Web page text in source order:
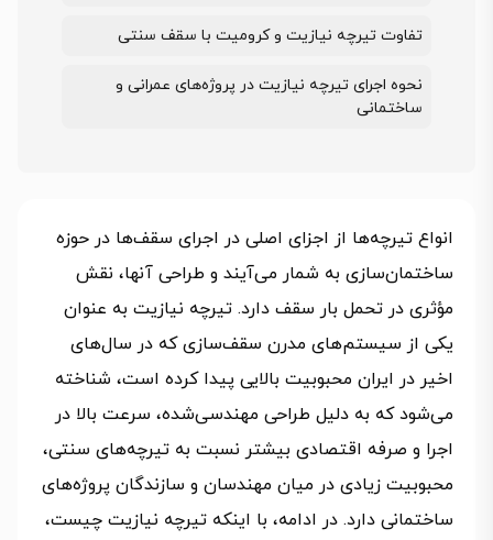
تفاوت تیرچه نیازیت و کرومیت با سقف سنتی
نحوه اجرای تیرچه نیازیت در پروژه‌های عمرانی و
ساختمانی
انواع تیرچه‌ها از اجزای اصلی در اجرای سقف‌ها در حوزه
ساختمان‌سازی به شمار می‌آیند و طراحی آنها، نقش
مؤثری در تحمل بار سقف دارد. تیرچه نیازیت به عنوان
یکی از سیستم‌های مدرن سقف‌سازی که در سال‌های
اخیر در ایران محبوبیت بالایی پیدا کرده است، شناخته
می‌شود که به دلیل طراحی مهندسی‌شده، سرعت بالا در
اجرا و صرفه اقتصادی بیشتر نسبت به تیرچه‌های سنتی،
محبوبیت زیادی در میان مهندسان و سازندگان پروژه‌های
ساختمانی دارد. در ادامه، با اینکه تیرچه نیازیت چیست،